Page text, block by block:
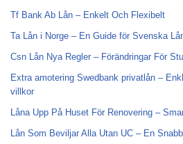
Tf Bank Ab Lån – Enkelt Och Flexibelt
Ta Lån i Norge – En Guide för Svenska
Csn Lån Nya Regler – Förändringar För
Extra amotering Swedbank privatlån –
villkor
Låna Upp På Huset För Renovering –
Lån Som Beviljar Alla Utan UC – En